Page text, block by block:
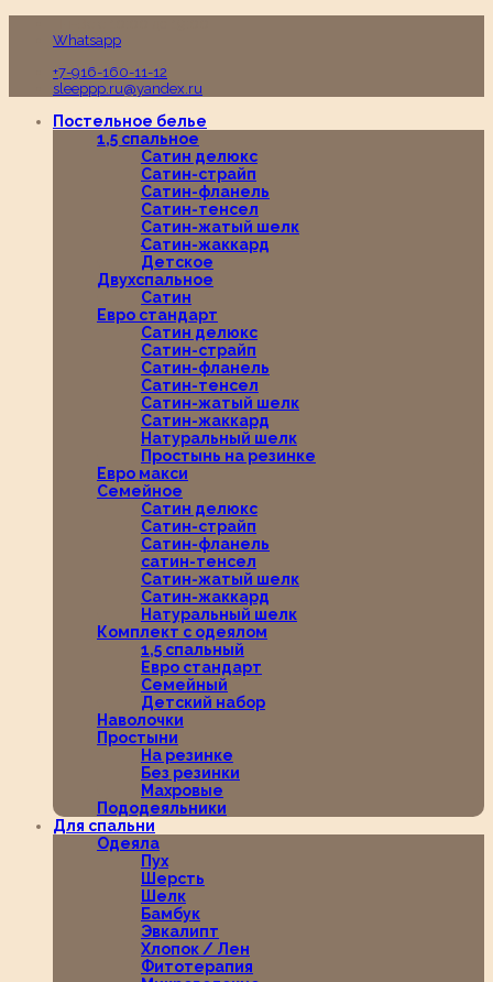
Whatsapp
+7-916-160-11-12
sleeppp.ru@yandex.ru
Постельное белье
1,5 спальное
Сатин делюкс
Сатин-страйп
Сатин-фланель
Сатин-тенсел
Сатин-жатый шелк
Сатин-жаккард
Детское
Двухспальное
Сатин
Евро стандарт
Сатин делюкс
Сатин-страйп
Сатин-фланель
Сатин-тенсел
Сатин-жатый шелк
Сатин-жаккард
Натуральный шелк
Простынь на резинке
Евро макси
Семейное
Сатин делюкс
Сатин-страйп
Сатин-фланель
сатин-тенсел
Сатин-жатый шелк
Сатин-жаккард
Натуральный шелк
Комплект с одеялом
1,5 спальный
Евро стандарт
Семейный
Детский набор
Наволочки
Простыни
На резинке
Без резинки
Махровые
Пододеяльники
Для спальни
Одеяла
Пух
Шерсть
Шелк
Бамбук
Эвкалипт
Хлопок / Лен
Фитотерапия